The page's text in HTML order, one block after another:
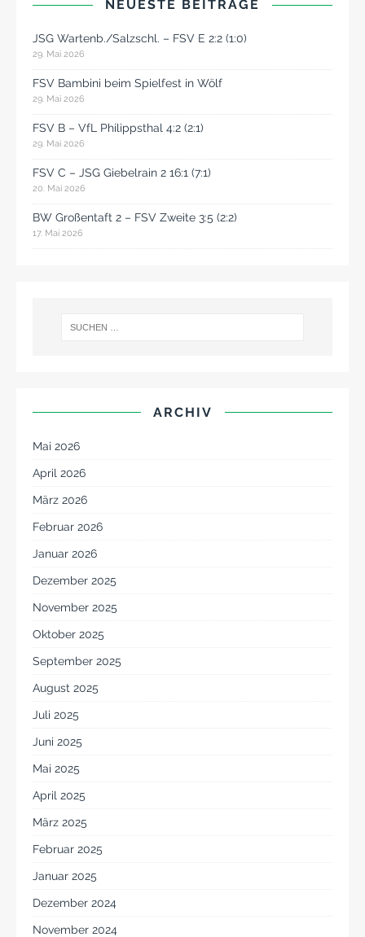
NEUESTE BEITRÄGE
JSG Wartenb./Salzschl. – FSV E 2:2 (1:0)
29. Mai 2026
FSV Bambini beim Spielfest in Wölf
29. Mai 2026
FSV B – VfL Philippsthal 4:2 (2:1)
29. Mai 2026
FSV C – JSG Giebelrain 2 16:1 (7:1)
20. Mai 2026
BW Großentaft 2 – FSV Zweite 3:5 (2:2)
17. Mai 2026
ARCHIV
Mai 2026
April 2026
März 2026
Februar 2026
Januar 2026
Dezember 2025
November 2025
Oktober 2025
September 2025
August 2025
Juli 2025
Juni 2025
Mai 2025
April 2025
März 2025
Februar 2025
Januar 2025
Dezember 2024
November 2024